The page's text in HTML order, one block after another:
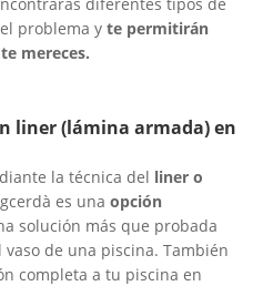
problema yte permitirán
mereces.
liner (lámina armada) en
la técnica del liner o
es unaopción
solución más que probada
de una piscina. También
completa a tu piscina en